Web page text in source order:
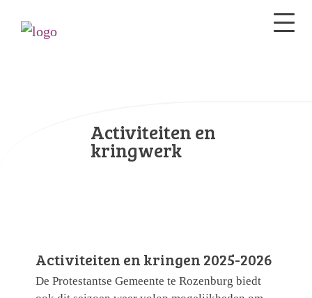
Activiteiten en
kringwerk
Activiteiten en kringen 2025-2026
De Protestantse Gemeente te Rozenburg biedt